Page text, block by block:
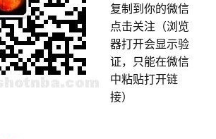
复制到你的微信
点击关注（浏览
器打开会显示验
证，只能在微信
中粘贴打开链
接）